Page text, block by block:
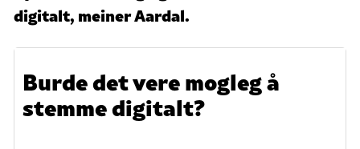
digitalt, meiner Aardal.
Burde det vere mogleg å
stemme digitalt?